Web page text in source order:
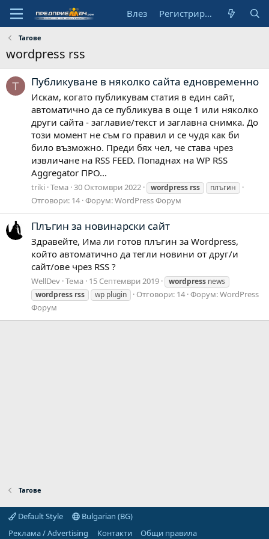
Влез Регистрирай се
Тагове
wordpress rss
T Публикуване в няколко сайта едновременно
Искам, когато публикувам статия в един сайт,
автоматично да се публикува в още 1 или няколко
други сайта - заглавие/текст и заглавна снимка. До
този момент не съм го правил и се чудя как би
било възможно. Преди бях чел, че става чрез
извличане на RSS FEED. Попаднах на WP RSS
Aggregator ПРО...
triki Тема 30 Октомври 2022 wordpress rss плъгин
Отговори: 14 Форум:WordPress Форум
Плъгин за новинарски сайт
Здравейте, Има ли готов плъгин за Wordpress,
който автоматично да тегли новини от друг/и
сайт/ове чрез RSS ?
WellDev Тема 15 Септември 2019 wordpress news
wordpress rss wp plugin Отговори: 14 Форум:WordPress
Форум
Тагове
Default Style
Bulgarian (BG)
Реклама / Advertising
Контакти
Общи правила